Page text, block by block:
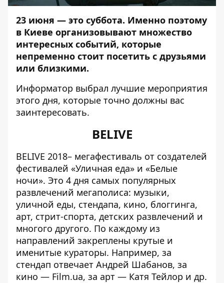
23 июня — это суббота. Именно поэтому
в Киеве организовывают множество
интересных событий, которые
непременно стоит посетить с друзьями
или близкими.
Информатор выбрал лучшие мероприятия
этого дня, которые точно должны вас
заинтересовать.
BELIVE
BELIVE 2018– мегафестиваль от создателей
фестивалей «Уличная еда» и «Белые
ночи». Это 4 дня самых популярных
развлечений мегаполиса: музыки,
уличной еды, стендапа, кино, блоггинга,
арт, стрит-спорта, детских развлечений и
многого другого. По каждому из
направлений закреплены крутые и
именитые кураторы. Например, за
стендап отвечает Андрей Шабанов, за
кино — Film.ua, за арт — Катя Тейлор и др.